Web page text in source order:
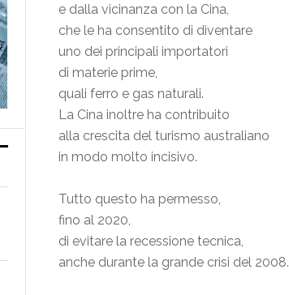
e dalla vicinanza con la Cina,
che le ha consentito di diventare
uno dei principali importatori
di materie prime,
quali ferro e gas naturali.
La Cina inoltre ha contribuito
alla crescita del turismo australiano
in modo molto incisivo.
Tutto questo ha permesso,
fino al 2020,
di evitare la recessione tecnica,
anche durante la grande crisi del 2008.